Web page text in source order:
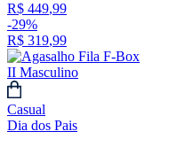
R$ 449,99
-29%
R$ 319,99
Casual
Dia dos Pais